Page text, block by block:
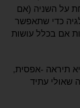
על השניה (אם
כדי שתאפשר
אם בכלל עושות
תיראה -אפסית,
שאולי עתיד